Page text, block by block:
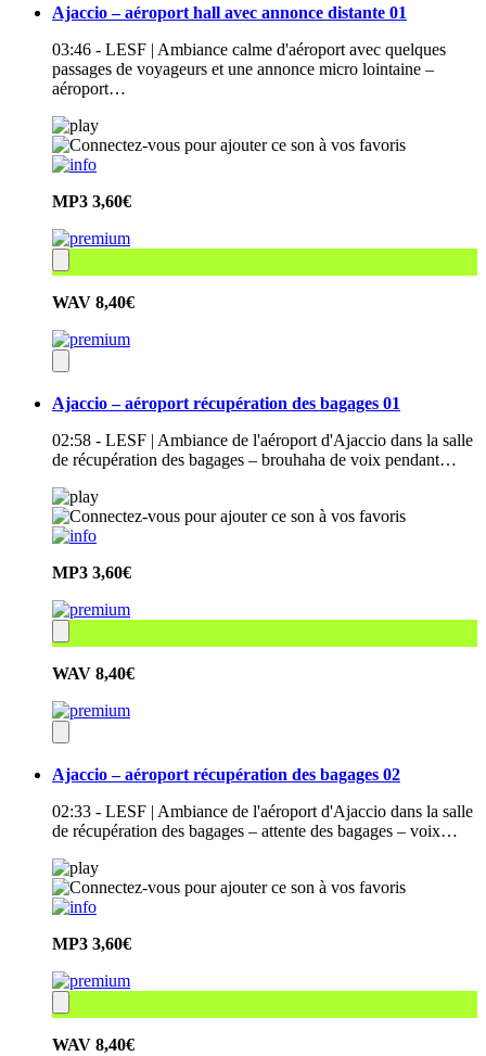
Ajaccio – aéroport hall avec annonce distante 01
03:46 - LESF | Ambiance calme d'aéroport avec quelques
passages de voyageurs et une annonce micro lointaine –
aéroport…
MP3 3,60€
WAV 8,40€
Ajaccio – aéroport récupération des bagages 01
02:58 - LESF | Ambiance de l'aéroport d'Ajaccio dans la salle
de récupération des bagages – brouhaha de voix pendant…
MP3 3,60€
WAV 8,40€
Ajaccio – aéroport récupération des bagages 02
02:33 - LESF | Ambiance de l'aéroport d'Ajaccio dans la salle
de récupération des bagages – attente des bagages – voix…
MP3 3,60€
WAV 8,40€